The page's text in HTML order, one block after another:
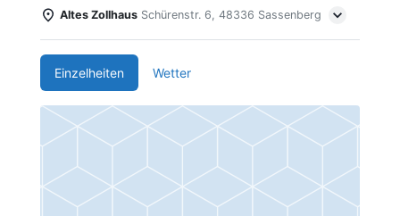
Altes Zollhaus Schürenstr. 6, 48336 Sassenberg
Einzelheiten Wetter